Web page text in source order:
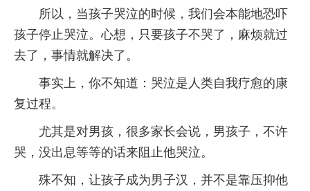
所以，当孩子哭泣的时候，我们会本能地恐吓
孩子停止哭泣。心想，只要孩子不哭了，麻烦就过
去了，事情就解决了。
事实上，你不知道：哭泣是人类自我疗愈的康
复过程。
尤其是对男孩，很多家长会说，男孩子，不许
哭，没出息等等的话来阻止他哭泣。
殊不知，让孩子成为男子汉，并不是靠压抑他